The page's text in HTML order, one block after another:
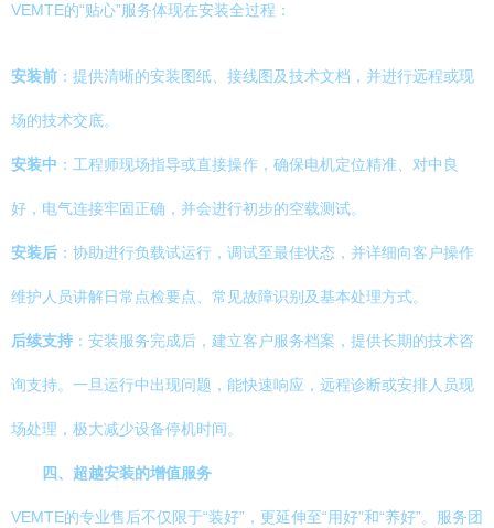
VEMTE的“贴心”服务体现在安装全过程：
安装前 ：提供清晰的安装图纸、接线图及技术文档，并进行远程或现
场的技术交底。
安装中 ：工程师现场指导或直接操作，确保电机定位精准、对中良
好，电气连接牢固正确，并会进行初步的空载测试。
安装后 ：协助进行负载试运行，调试至最佳状态，并详细向客户操作
维护人员讲解日常点检要点、常见故障识别及基本处理方式。
后续支持 ：安装服务完成后，建立客户服务档案，提供长期的技术咨
询支持。一旦运行中出现问题，能快速响应，远程诊断或安排人员现
场处理，极大减少设备停机时间。
四、超越安装的增值服务
VEMTE的专业售后不仅限于“装好”，更延伸至“用好”和“养好”。服务团